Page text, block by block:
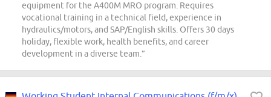
equipment for the A400M MRO program. Requires
vocational training in a technical field, experience in
hydraulics/motors, and SAP/English skills. Offers 30 days
holiday, flexible work, health benefits, and career
development in a diverse team.”